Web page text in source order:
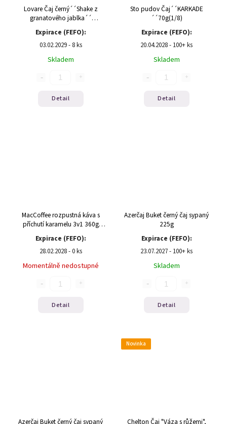
Lovare Čaj černý´´Shake z
granatového jablka´´
Expirace (FEFO):
03.02.2029 - 8 ks
Skladem
Detail
Sto pudov Čaj´´KARKADE
´´70g(1/8)
Expirace (FEFO):
20.04.2028 - 100+ ks
Skladem
Detail
MacCoffee rozpustná káva s
příchutí karamelu 3v1 360g
(20x18g)
Expirace (FEFO):
28.02.2028 - 0 ks
Momentálně nedostupné
Detail
Azerčaj Buket černý čaj sypaný
225g
Expirace (FEFO):
23.07.2027 - 100+ ks
Skladem
Detail
Azerčaj Buket černý čaj sypaný
Novinka
Chelton Čaj "Váza s růžemi",